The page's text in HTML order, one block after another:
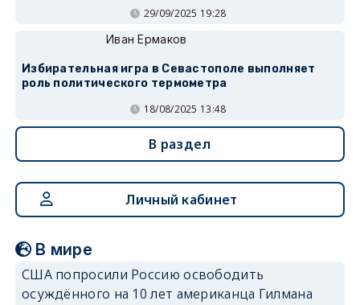
29/09/2025 19:28
Иван Ермаков
Избирательная игра в Севастополе выполняет
роль политического термометра
18/08/2025 13:48
В раздел
Личный кабинет
В мире
США попросили Россию освободить
осуждённого на 10 лет американца Гилмана